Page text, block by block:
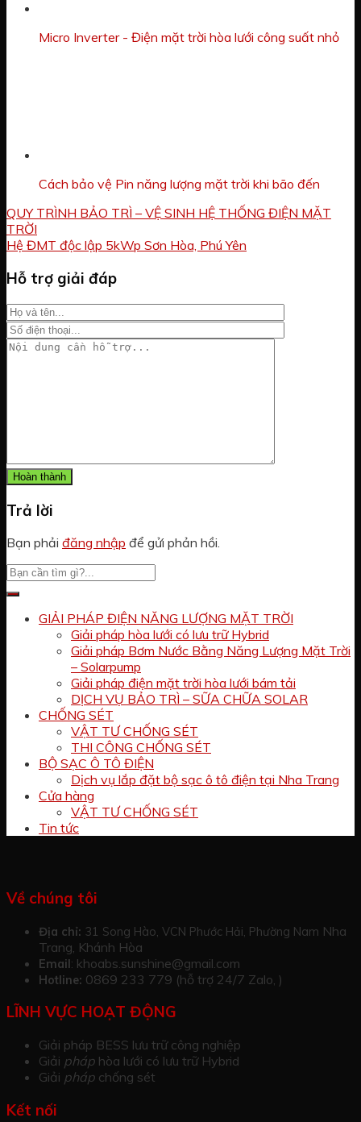
Micro Inverter - Điện mặt trời hòa lưới công suất nhỏ
Cách bảo vệ Pin năng lượng mặt trời khi bão đến
QUY TRÌNH BẢO TRÌ – VỆ SINH HỆ THỐNG ĐIỆN MẶT
TRỜI
Hệ ĐMT độc lập 5kWp Sơn Hòa, Phú Yên
Hỗ trợ giải đáp
Trả lời
Bạn phải đăng nhập để gửi phản hồi.
GIẢI PHÁP ĐIỆN NĂNG LƯỢNG MẶT TRỜI
Giải pháp hòa lưới có lưu trữ Hybrid
Giải pháp Bơm Nước Bằng Năng Lượng Mặt Trời
– Solarpump
Giải pháp điện mặt trời hòa lưới bám tải
DỊCH VỤ BẢO TRÌ – SỮA CHỮA SOLAR
CHỐNG SÉT
VẬT TƯ CHỐNG SÉT
THI CÔNG CHỐNG SÉT
BỘ SẠC Ô TÔ ĐIỆN
Dịch vụ lắp đặt bộ sạc ô tô điện tại Nha Trang
Cửa hàng
VẬT TƯ CHỐNG SÉT
Tin tức
Về chúng tôi
Địa chỉ: 31 Song Hào, VCN Phước Hải, Phường Nam Nha
Trang, Khánh Hòa
Email: khoabs.sunshine@gmail.com
Hotline: 0869 233 779 (hỗ trợ 24/7 Zalo, )
LĨNH VỰC HOẠT ĐỘNG
Giải pháp BESS lưu trữ công nghiệp
Giải pháp hòa lưới có lưu trữ Hybrid
Giải pháp chống sét
Kết nối